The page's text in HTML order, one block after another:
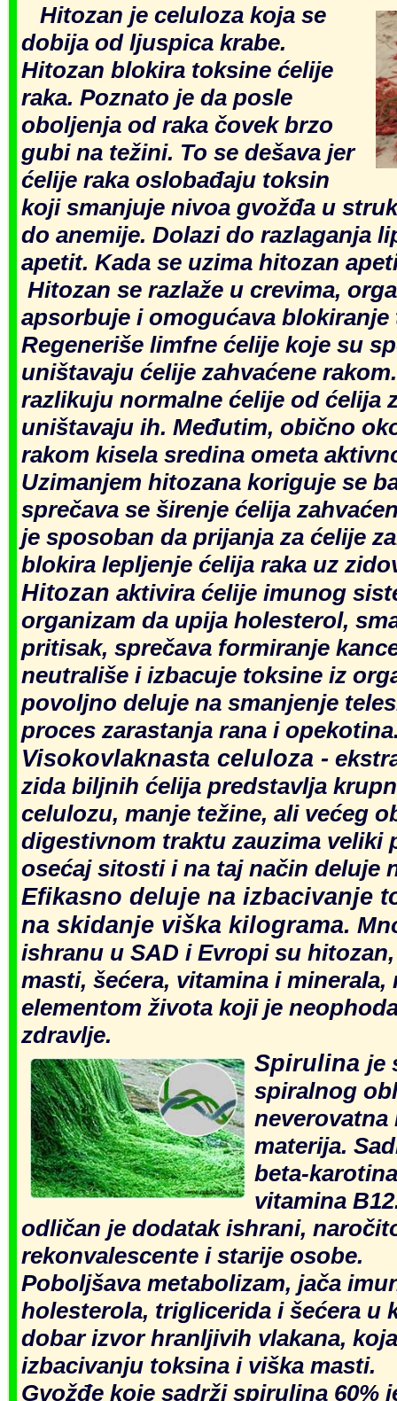
Hitozan je celuloza koja se
dobija od ljuspica krabe.
Hitozan blokira toksine ćelije
raka. Poznato je da posle
oboljenja od raka čovek brzo
gubi na težini. To se dešava jer
ćelije raka oslobađaju toksin
koji smanjuje nivoa gvožđa u
do anemije. Dolazi do razlaganja
apetit. Kada se uzima hitozan
Hitozan se razlaže u crevima,
apsorbuje i omogućava blokiranje
Regeneriše limfne ćelije koje su
uništavaju ćelije zahvaćene
razlikuju normalne ćelije od ćelija
uništavaju ih. Međutim, obično
rakom kisela sredina ometa
Uzimanjem hitozana koriguje se
sprečava se širenje ćelija
je sposoban da prijanja za ćelije
blokira lepljenje ćelija raka uz
Hitozan aktivira ćelije imunog
organizam da upija holesterol,
pritisak, sprečava formiranje
neutrališe i izbacuje toksine iz
povoljno deluje na smanjenje
proces zarastanja rana i opekotina
Visokovlaknasta celuloza -
zida biljnih ćelija predstavlja
celulozu, manje težine, ali većeg
digestivnom traktu zauzima veliki
osećaj sitosti i na taj način deluje
Efikasno deluje na izbacivanje
na skidanje viška kilograma.
ishranu u SAD i Evropi su
masti, šećera, vitamina i minerala,
elementom života koji je
zdravlje.
Spirulina je
spiralnog
materija.
beta-
vitamina
odličan je dodatak ishrani,
rekonvalescente i starije osobe.
Poboljšava metabolizam, jača
holesterola, triglicerida i šećera u
dobar izvor hranljivih vlakana,
izbacivanju toksina i viška masti.
Gvožđe koje sadrži spirulina 60%